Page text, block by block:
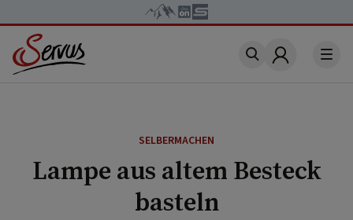
Account
SELBERMACHEN
Lampe aus altem Besteck
basteln